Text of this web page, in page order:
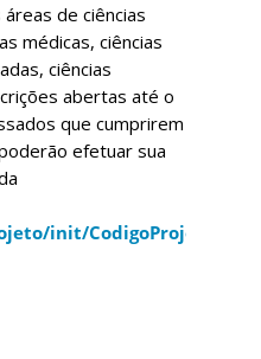
de ciências
médicas, ciências
ciências
abertas até o
que cumprirem
efetuar sua
init/CodigoProjeto/